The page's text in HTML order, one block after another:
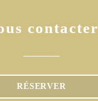
contacter
RÉSERVER